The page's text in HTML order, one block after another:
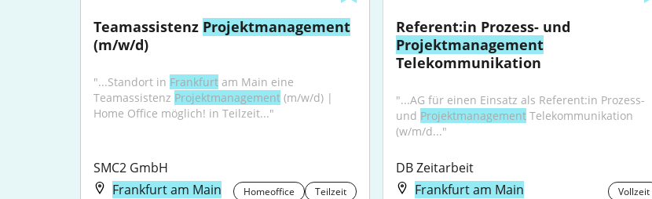
Teamassistenz Projektmanagement
(m/w/d)
"...Standort in Frankfurt am Main eine
Teamassistenz Projektmanagement (m/w/d) |
Home Office möglich! in Teilzeit..."
SMC2 GmbH
Frankfurt am Main
Homeoffice Teilzeit
Projektmanagement
Telekommunikation
"...AG für einen Einsatz als Referent:in Prozess-
und Projektmanagement Telekommunikation
(w/m/d..."
DB Zeitarbeit
Frankfurt am Main
Vollzeit